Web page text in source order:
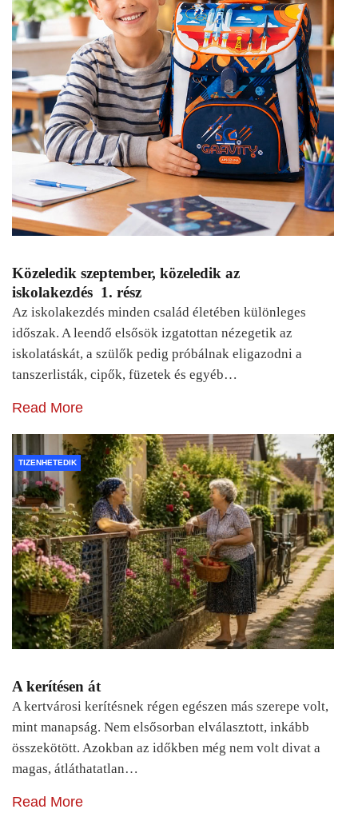
Közeledik szeptember, közeledik az
iskolakezdés 1. rész
Az iskolakezdés minden család életében különleges
időszak. A leendő elsősök izgatottan nézegetik az
iskolatáskát, a szülők pedig próbálnak eligazodni a
tanszerlisták, cipők, füzetek és egyéb…
Read More
TIZENHETEDIK
A kerítésen át
A kertvárosi kerítésnek régen egészen más szerepe volt,
mint manapság. Nem elsősorban elválasztott, inkább
összekötött. Azokban az időkben még nem volt divat a
magas, átláthatatlan…
Read More